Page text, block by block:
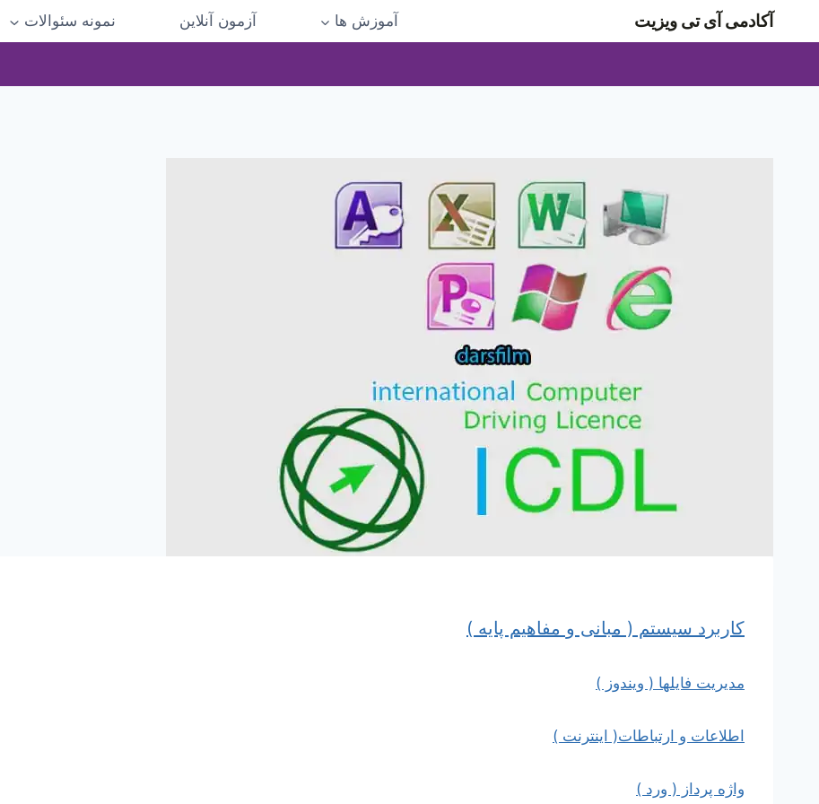
بازگشتآکادمی آی تی ویزیت آموزش ها آزمون آنلاین نمونه سئوالات
کاربرد سیستم ( مبانی و مفاهیم پایه )
مدیریت فایلها ( ویندوز )
اطلاعات و ارتباطات( اینترنت )
واژه پرداز ( ورد )